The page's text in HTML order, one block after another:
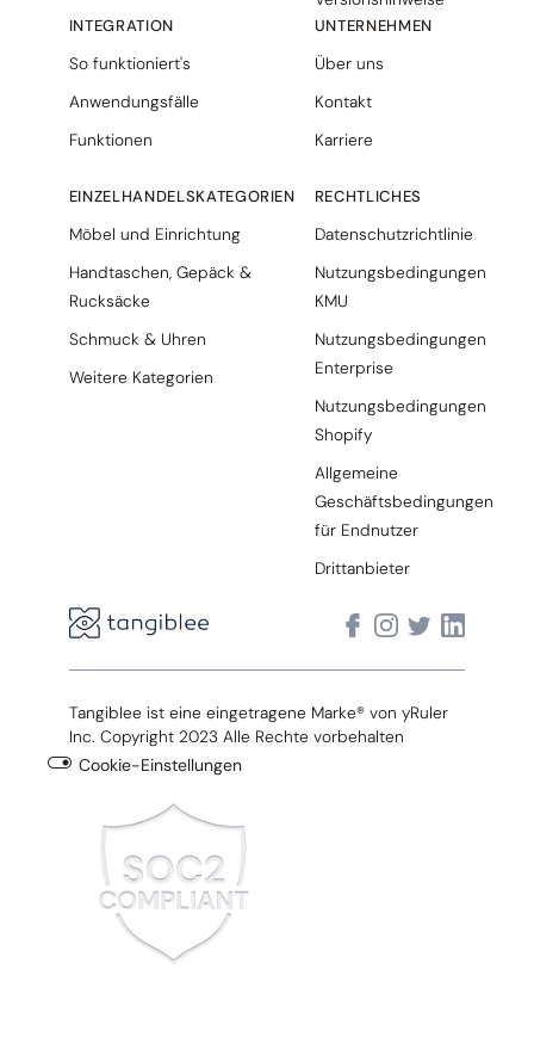
INTEGRATION
So funktioniert's
Anwendungsfälle
Funktionen
EINZELHANDELSKATEGORIEN
Möbel und Einrichtung
Handtaschen, Gepäck &
Rucksäcke
Schmuck & Uhren
Weitere Kategorien
UNTERNEHMEN
Über uns
Kontakt
Karriere
RECHTLICHES
Datenschutzrichtlinie
Nutzungsbedingungen
KMU
Nutzungsbedingungen
Enterprise
Nutzungsbedingungen
Shopify
Allgemeine
Geschäftsbedingungen
für Endnutzer
Drittanbieter
Tangiblee ist eine eingetragene Marke® von yRuler
Inc. Copyright 2023 Alle Rechte vorbehalten
Cookie-Einstellungen